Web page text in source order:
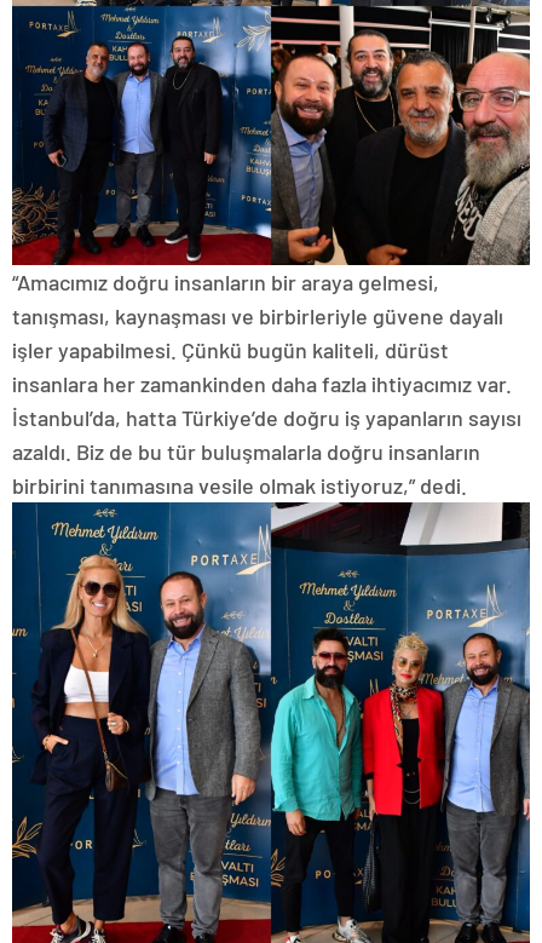
“Amacımız doğru insanların bir araya gelmesi,
tanışması, kaynaşması ve birbirleriyle güvene dayalı
işler yapabilmesi. Çünkü bugün kaliteli, dürüst
insanlara her zamankinden daha fazla ihtiyacımız var.
İstanbul’da, hatta Türkiye’de doğru iş yapanların sayısı
azaldı. Biz de bu tür buluşmalarla doğru insanların
birbirini tanımasına vesile olmak istiyoruz,” dedi.